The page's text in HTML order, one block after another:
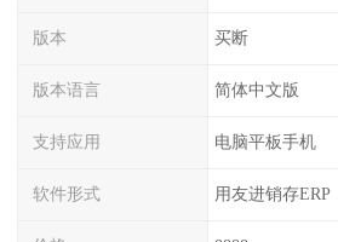
版本 买断
版本语言 简体中文版
支持应用 电脑平板手机
软件形式 用友进销存ERP